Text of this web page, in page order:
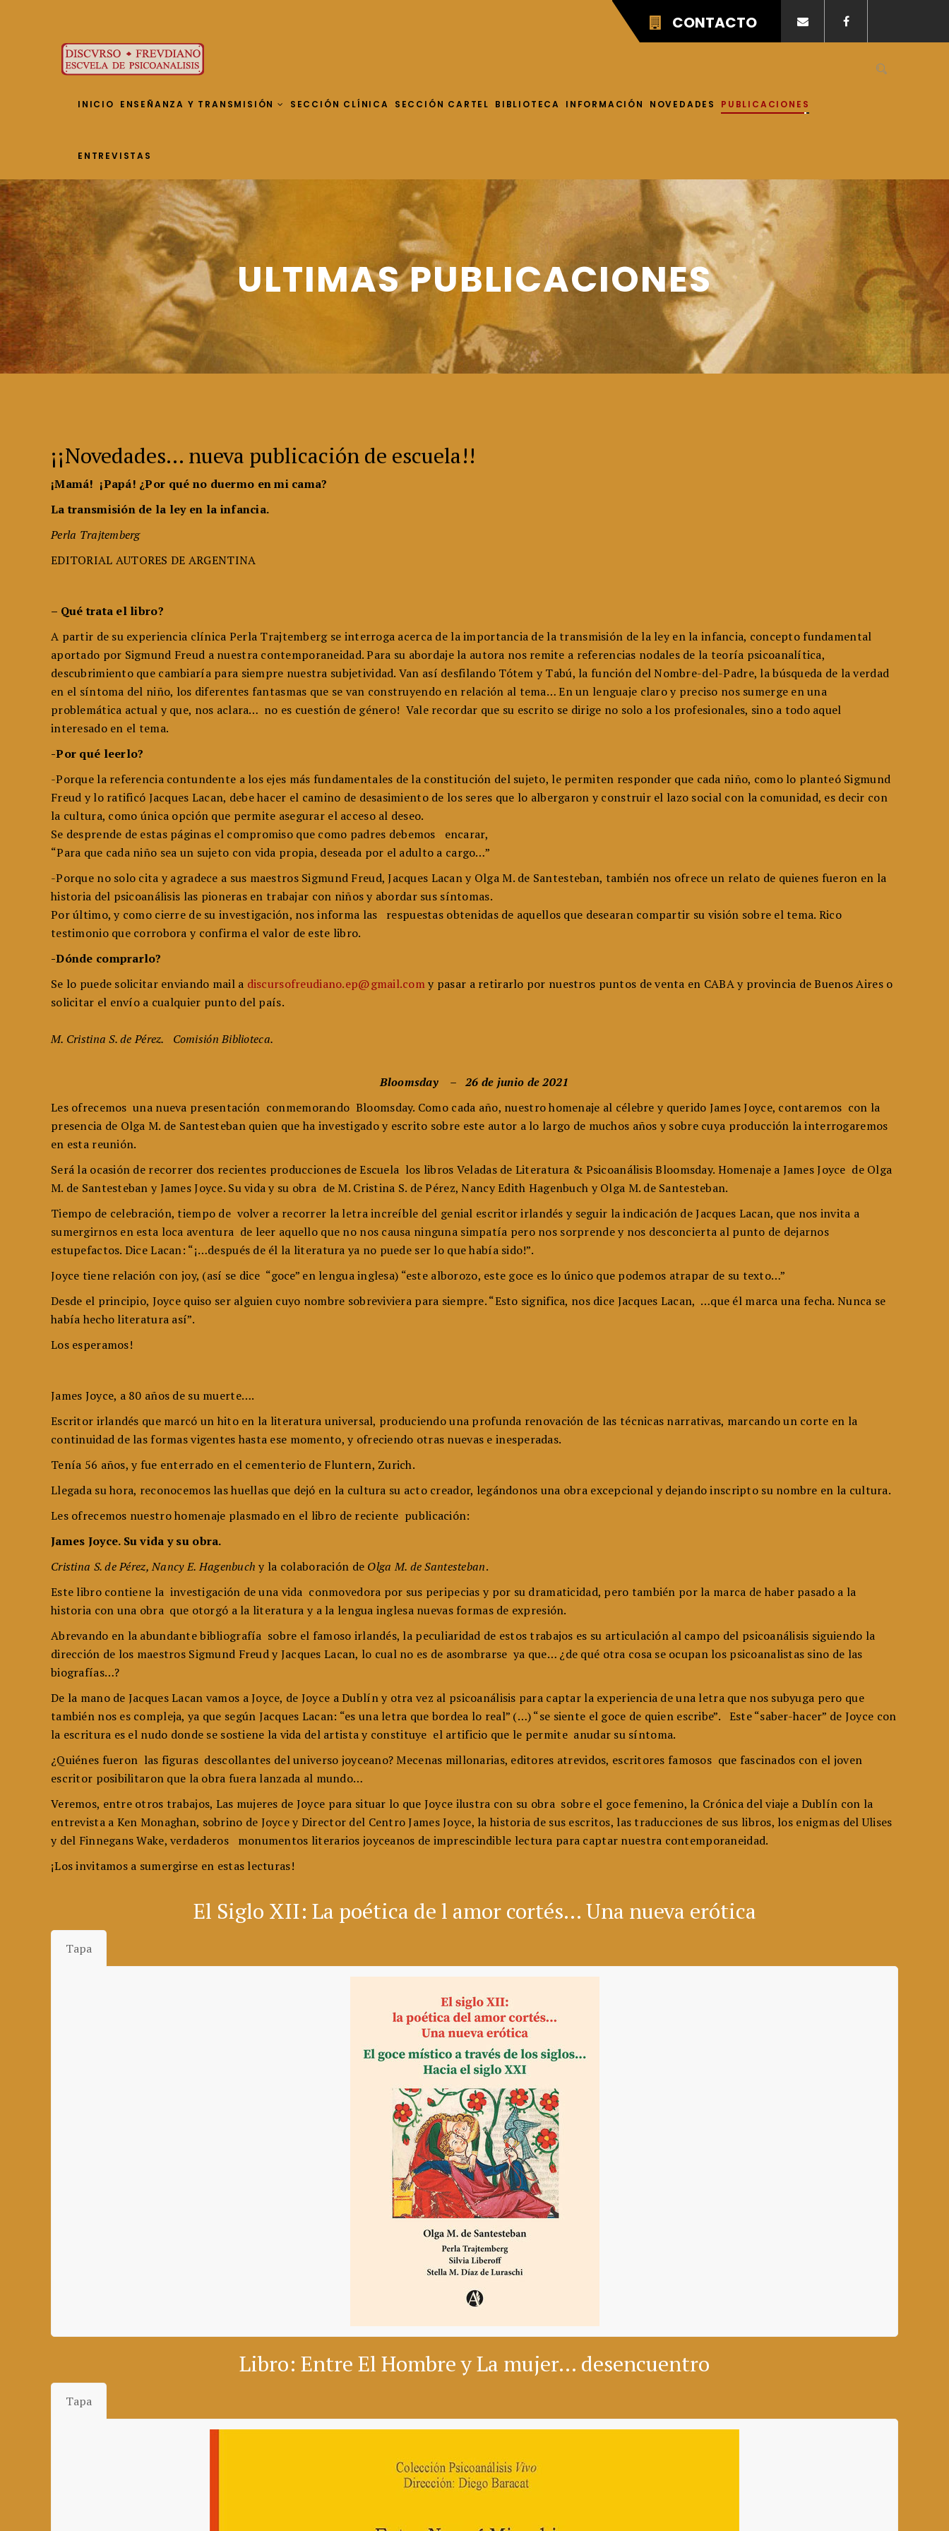
CONTACTO
INICIO ENSEÑANZA Y TRANSMISIÓN SECCIÓN CLÍNICA SECCIÓN CARTEL BIBLIOTECA INFORMACIÓN NOVEDADES PUBLICACIONES
ENTREVISTAS
ULTIMAS PUBLICACIONES
¡¡Novedades… nueva publicación de escuela!!
¡Mamá! ¡Papá! ¿Por qué no duermo en mi cama?
La transmisión de la ley en la infancia.
Perla Trajtemberg
EDITORIAL AUTORES DE ARGENTINA
– Qué trata el libro?
A partir de su experiencia clínica Perla Trajtemberg se interroga acerca de la importancia de la transmisión de la ley en la infancia, concepto fundamental
aportado por Sigmund Freud a nuestra contemporaneidad. Para su abordaje la autora nos remite a referencias nodales de la teoría psicoanalítica,
descubrimiento que cambiaría para siempre nuestra subjetividad. Van así desfilando Tótem y Tabú, la función del Nombre-del-Padre, la búsqueda de la verdad
en el síntoma del niño, los diferentes fantasmas que se van construyendo en relación al tema… En un lenguaje claro y preciso nos sumerge en una
problemática actual y que, nos aclara… no es cuestión de género! Vale recordar que su escrito se dirige no solo a los profesionales, sino a todo aquel
interesado en el tema.
-Por qué leerlo?
-Porque la referencia contundente a los ejes más fundamentales de la constitución del sujeto, le permiten responder que cada niño, como lo planteó Sigmund
Freud y lo ratificó Jacques Lacan, debe hacer el camino de desasimiento de los seres que lo albergaron y construir el lazo social con la comunidad, es decir con
la cultura, como única opción que permite asegurar el acceso al deseo.
Se desprende de estas páginas el compromiso que como padres debemos encarar,
“Para que cada niño sea un sujeto con vida propia, deseada por el adulto a cargo…”
-Porque no solo cita y agradece a sus maestros Sigmund Freud, Jacques Lacan y Olga M. de Santesteban, también nos ofrece un relato de quienes fueron en la
historia del psicoanálisis las pioneras en trabajar con niños y abordar sus síntomas.
Por último, y como cierre de su investigación, nos informa las respuestas obtenidas de aquellos que desearan compartir su visión sobre el tema. Rico
testimonio que corrobora y confirma el valor de este libro.
-Dónde comprarlo?
Se lo puede solicitar enviando mail a discursofreudiano.ep@gmail.comy pasar a retirarlo por nuestros puntos de venta en CABA y provincia de Buenos Aires o
solicitar el envío a cualquier punto del país.
M. Cristina S. de Pérez. Comisión Biblioteca.
Bloomsday – 26 de junio de 2021
Les ofrecemos una nueva presentación conmemorando Bloomsday. Como cada año, nuestro homenaje al célebre y querido James Joyce, contaremos con la
presencia de Olga M. de Santesteban quien que ha investigado y escrito sobre este autor a lo largo de muchos años y sobre cuya producción la interrogaremos
en esta reunión.
Será la ocasión de recorrer dos recientes producciones de Escuela los libros Veladas de Literatura & Psicoanálisis Bloomsday. Homenaje a James Joyce de Olga
M. de Santesteban y James Joyce. Su vida y su obra de M. Cristina S. de Pérez, Nancy Edith Hagenbuch y Olga M. de Santesteban.
Tiempo de celebración, tiempo de volver a recorrer la letra increíble del genial escritor irlandés y seguir la indicación de Jacques Lacan, que nos invita a
sumergirnos en esta loca aventura de leer aquello que no nos causa ninguna simpatía pero nos sorprende y nos desconcierta al punto de dejarnos
estupefactos. Dice Lacan: “¡…después de él la literatura ya no puede ser lo que había sido!”.
Joyce tiene relación con joy, (así se dice “goce” en lengua inglesa) “este alborozo, este goce es lo único que podemos atrapar de su texto…”
Desde el principio, Joyce quiso ser alguien cuyo nombre sobreviviera para siempre. “Esto significa, nos dice Jacques Lacan, …que él marca una fecha. Nunca se
había hecho literatura así”.
Los esperamos!
James Joyce, a 80 años de su muerte….
Escritor irlandés que marcó un hito en la literatura universal, produciendo una profunda renovación de las técnicas narrativas, marcando un corte en la
continuidad de las formas vigentes hasta ese momento, y ofreciendo otras nuevas e inesperadas.
Tenía 56 años, y fue enterrado en el cementerio de Fluntern, Zurich.
Llegada su hora, reconocemos las huellas que dejó en la cultura su acto creador, legándonos una obra excepcional y dejando inscripto su nombre en la cultura.
Les ofrecemos nuestro homenaje plasmado en el libro de reciente publicación:
James Joyce. Su vida y su obra.
Cristina S. de Pérez, Nancy E. Hagenbuch y la colaboración de Olga M. de Santesteban.
Este libro contiene la investigación de una vida conmovedora por sus peripecias y por su dramaticidad, pero también por la marca de haber pasado a la
historia con una obra que otorgó a la literatura y a la lengua inglesa nuevas formas de expresión.
Abrevando en la abundante bibliografía sobre el famoso irlandés, la peculiaridad de estos trabajos es su articulación al campo del psicoanálisis siguiendo la
dirección de los maestros Sigmund Freud y Jacques Lacan, lo cual no es de asombrarse ya que… ¿de qué otra cosa se ocupan los psicoanalistas sino de las
biografías…?
De la mano de Jacques Lacan vamos a Joyce, de Joyce a Dublín y otra vez al psicoanálisis para captar la experiencia de una letra que nos subyuga pero que
también nos es compleja, ya que según Jacques Lacan: “es una letra que bordea lo real” (…) “se siente el goce de quien escribe”. Este “saber-hacer” de Joyce con
la escritura es el nudo donde se sostiene la vida del artista y constituye el artificio que le permite anudar su síntoma.
¿Quiénes fueron las figuras descollantes del universo joyceano? Mecenas millonarias, editores atrevidos, escritores famosos que fascinados con el joven
escritor posibilitaron que la obra fuera lanzada al mundo…
Veremos, entre otros trabajos, Las mujeres de Joyce para situar lo que Joyce ilustra con su obra sobre el goce femenino, la Crónica del viaje a Dublín con la
entrevista a Ken Monaghan, sobrino de Joyce y Director del Centro James Joyce, la historia de sus escritos, las traducciones de sus libros, los enigmas del Ulises
y del Finnegans Wake, verdaderos monumentos literarios joyceanos de imprescindible lectura para captar nuestra contemporaneidad.
¡Los invitamos a sumergirse en estas lecturas!
El Siglo XII: La poética de l amor cortés... Una nueva erótica
Tapa
Libro: Entre El Hombre y La mujer... desencuentro
Tapa